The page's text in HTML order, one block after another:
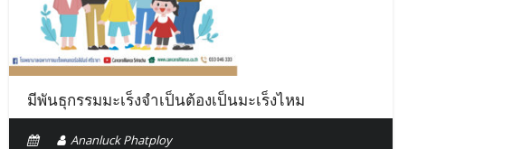
มีพันธุกรรมมะเร็งจำเป็นต้องเป็นมะเร็งไหม
Ananluck Phatploy